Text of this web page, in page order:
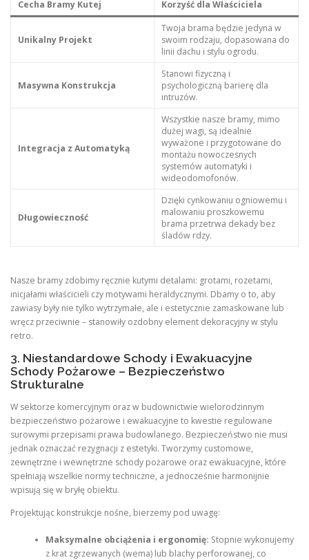
Cecha Bramy Kutej Korzyść dla Właściciela
Unikalny Projekt
Twoja brama będzie jedyna w
swoim rodzaju, dopasowana do
linii dachu i stylu ogrodu.
Masywna Konstrukcja
Stanowi fizyczną i
psychologiczną barierę dla
intruzów.
Integracja z Automatyką
Wszystkie nasze bramy, mimo
dużej wagi, są idealnie
wyważone i przygotowane do
montażu nowoczesnych
systemów automatyki i
wideodomofonów.
Długowieczność
Dzięki cynkowaniu ogniowemu i
malowaniu proszkowemu
brama przetrwa dekady bez
śladów rdzy.
Nasze bramy zdobimy ręcznie kutymi detalami: grotami, rozetami,
inicjałami właścicieli czy motywami heraldycznymi. Dbamy o to, aby
zawiasy były nie tylko wytrzymałe, ale i estetycznie zamaskowane lub
wręcz przeciwnie – stanowiły ozdobny element dekoracyjny w stylu
retro.
3. Niestandardowe Schody i Ewakuacyjne
Schody Pożarowe – Bezpieczeństwo
Strukturalne
W sektorze komercyjnym oraz w budownictwie wielorodzinnym
bezpieczeństwo pożarowe i ewakuacyjne to kwestie regulowane
surowymi przepisami prawa budowlanego. Bezpieczeństwo nie musi
jednak oznaczać rezygnacji z estetyki. Tworzymy customowe,
zewnętrzne i wewnętrzne schody pożarowe oraz ewakuacyjne, które
spełniają wszelkie normy techniczne, a jednocześnie harmonijnie
wpisują się w bryłę obiektu.
Projektując konstrukcje nośne, bierzemy pod uwagę:
Maksymalne obciążenia i ergonomię: Stopnie wykonujemy
z krat zgrzewanych (wema) lub blachy perforowanej, co